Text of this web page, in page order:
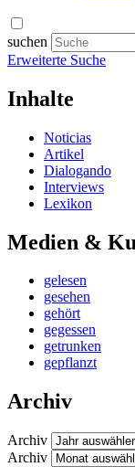
suchen
Erweiterte Suche
Inhalte
Noticias
Artikel
Dialogando
Interviews
Lexikon
Medien &
gelesen
gesehen
gehört
gegessen
getrunken
gepflanzt
Archiv
Archiv
Archiv